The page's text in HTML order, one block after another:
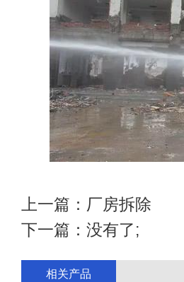
上一篇： 厂房拆除
下一篇：没有了;
相关产品